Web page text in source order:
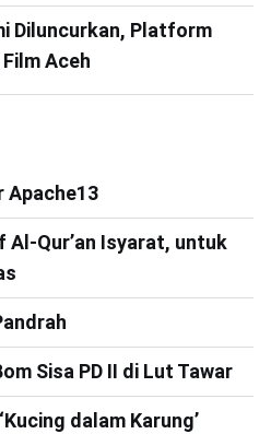
Diluncurkan, Platform
Aceh
Apache13
Al-Qur’an Isyarat, untuk
Sisa PD II di Lut Tawar
dalam Karung’